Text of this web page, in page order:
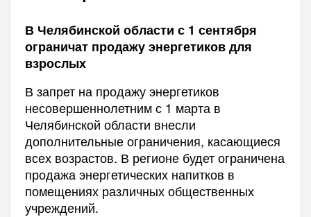
В Челябинской области с 1 сентября
ограничат продажу энергетиков для
взрослых
В запрет на продажу энергетиков
несовершеннолетним с 1 марта в
Челябинской области внесли
дополнительные ограничения, касающиеся
всех возрастов. В регионе будет ограничена
продажа энергетических напитков в
помещениях различных общественных
учреждений.